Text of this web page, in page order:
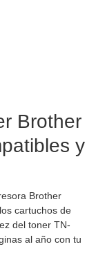
Brother
y
Brother
cartuchos de
del toner TN-
al año con tu